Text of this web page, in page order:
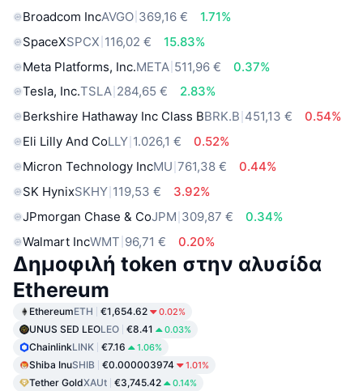
Broadcom IncAVGO 369,16 €
1.71%
SpaceXSPCX 116,02 €
15.83%
Meta Platforms, Inc.META 511,96 €
0.37%
Tesla, Inc.TSLA 284,65 €
2.83%
Berkshire Hathaway Inc Class BBRK.B 451,13 €
0.54%
Eli Lilly And CoLLY 1.026,1 €
0.52%
Micron Technology IncMU 761,38 €
0.44%
SK HynixSKHY 119,53 €
3.92%
JPmorgan Chase & CoJPM 309,87 €
0.34%
Walmart IncWMT 96,71 € 0.20%
Δημοφιλή token στην αλυσίδα
Ethereum
EthereumETH €1,654.62 0.02%
UNUS SED LEOLEO €8.41 0.03%
ChainlinkLINK €7.16 1.06%
Shiba InuSHIB €0.000003974 1.01%
Tether GoldXAUt €3,745.42 0.14%